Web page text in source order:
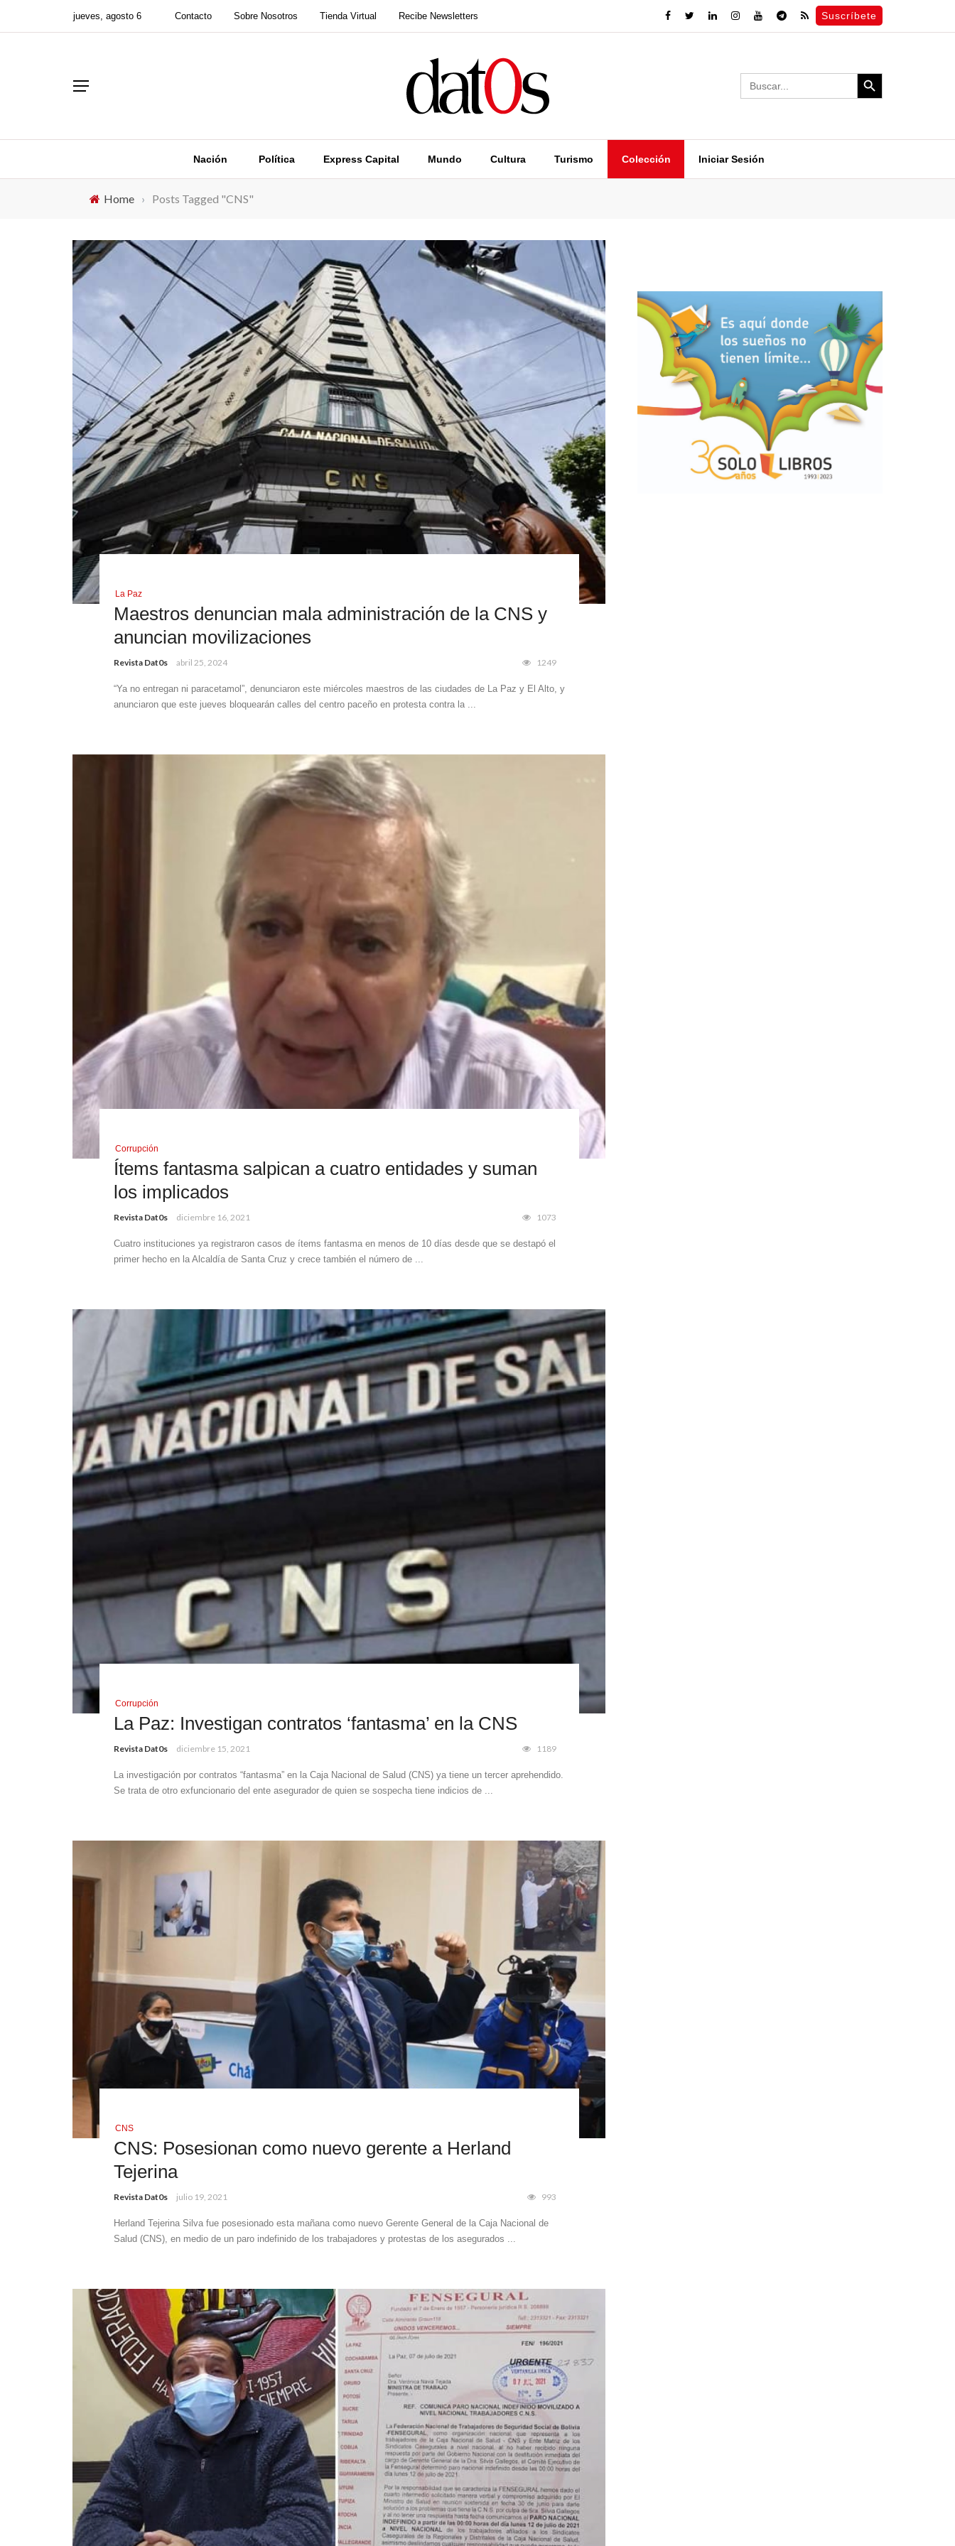
jueves, agosto 6 Contacto Sobre Nosotros Tienda Virtual Recibe Newsletters Suscríbete
Search
for:
Search Button
Nación Política Express Capital Mundo Cultura Turismo Colección Iniciar Sesión
Home › Posts Tagged "CNS"
La Paz
Maestros denuncian mala administración de la CNS y
anuncian movilizaciones
Revista Dat0s abril 25, 2024 1249
“Ya no entregan ni paracetamol”, denunciaron este miércoles maestros de las ciudades de La Paz y El Alto, y
anunciaron que este jueves bloquearán calles del centro paceño en protesta contra la ...
Corrupción
Ítems fantasma salpican a cuatro entidades y suman
los implicados
Revista Dat0s diciembre 16, 2021 1073
Cuatro instituciones ya registraron casos de ítems fantasma en menos de 10 días desde que se destapó el
primer hecho en la Alcaldía de Santa Cruz y crece también el número de ...
Corrupción
La Paz: Investigan contratos ‘fantasma’ en la CNS
Revista Dat0s diciembre 15, 2021 1189
La investigación por contratos “fantasma” en la Caja Nacional de Salud (CNS) ya tiene un tercer aprehendido.
Se trata de otro exfuncionario del ente asegurador de quien se sospecha tiene indicios de ...
CNS
CNS: Posesionan como nuevo gerente a Herland
Tejerina
Revista Dat0s julio 19, 2021 993
Herland Tejerina Silva fue posesionado esta mañana como nuevo Gerente General de la Caja Nacional de
Salud (CNS), en medio de un paro indefinido de los trabajadores y protestas de los asegurados ...